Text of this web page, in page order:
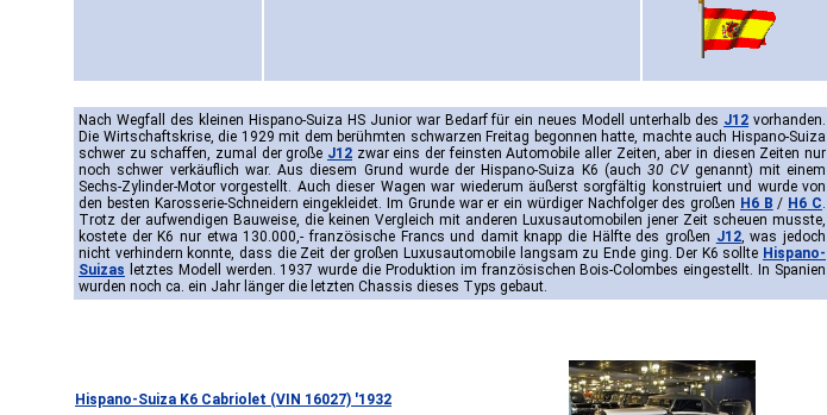
Nach Wegfall des kleinen Hispano-Suiza HS Junior war Bedarf für ein neues Modell unterhalb des J12 vorhanden.
Die Wirtschaftskrise, die 1929 mit dem berühmten schwarzen Freitag begonnen hatte, machte auch Hispano-Suiza
schwer zu schaffen, zumal der große J12 zwar eins der feinsten Automobile aller Zeiten, aber in diesen Zeiten nur
noch schwer verkäuflich war. Aus diesem Grund wurde der Hispano-Suiza K6 (auch 30 CVgenannt) mit einem
Sechs-Zylinder-Motor vorgestellt. Auch dieser Wagen war wiederum äußerst sorgfältig konstruiert und wurde von
den besten Karosserie-Schneidern eingekleidet. Im Grunde war er ein würdiger Nachfolger des großen H6 B / H6 C.
Trotz der aufwendigen Bauweise, die keinen Vergleich mit anderen Luxusautomobilen jener Zeit scheuen musste,
kostete der K6 nur etwa 130.000,- französische Francs und damit knapp die Hälfte des großen J12, was jedoch
nicht verhindern konnte, dass die Zeit der großen Luxusautomobile langsam zu Ende ging. Der K6 sollte Hispano-
Suizas letztes Modell werden. 1937 wurde die Produktion im französischen Bois-Colombes eingestellt. In Spanien
wurden noch ca. ein Jahr länger die letzten Chassis dieses Typs gebaut.
Hispano-Suiza K6 Cabriolet (VIN 16027) '1932